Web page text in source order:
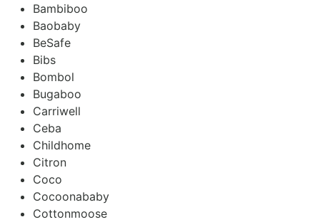
Bambiboo
Baobaby
BeSafe
Bibs
Bombol
Bugaboo
Carriwell
Ceba
Childhome
Citron
Coco
Cocoonababy
Cottonmoose